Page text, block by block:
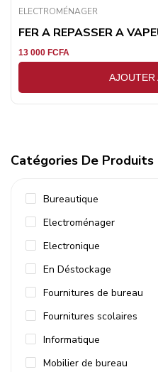
Catégories De Produits
Bureautique
Electroménager
Electronique
En Déstockage
Fournitures de bureau
Fournitures scolaires
Informatique
Mobilier de bureau
ELECTROMÉNAGER
FER A REPASSER A
13 000 FCFA
AJOUTER